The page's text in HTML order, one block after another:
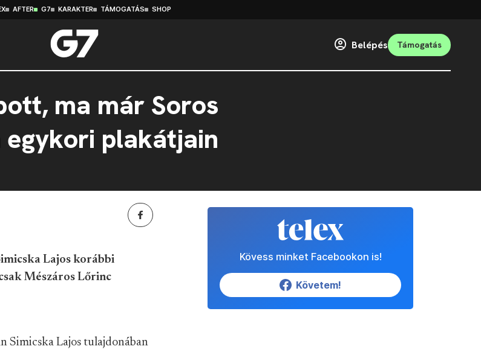
AFTER G7 KARAKTER TÁMOGATÁS SHOP
Belépés Támogatás
ma már Soros
egykori plakátjain
Lajos korábbi
Mészáros Lőrinc
Simicska Lajos tulajdonában
Kövess minket Facebookon is!
Követem!